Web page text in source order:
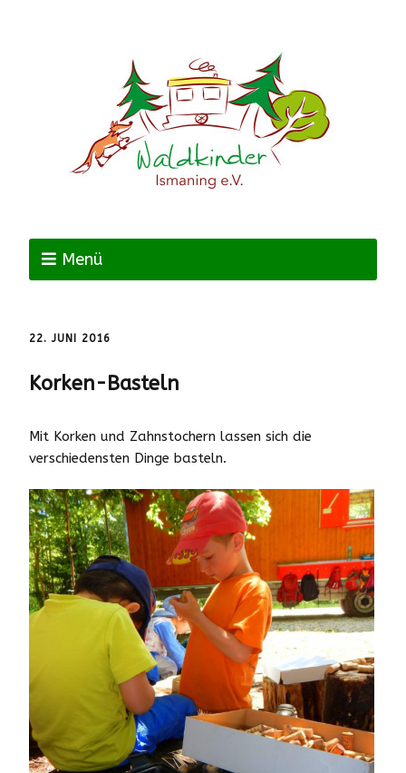
Menü
22. JUNI 2016
Korken-Basteln
Mit Korken und Zahnstochern lassen sich die
verschiedensten Dinge basteln.